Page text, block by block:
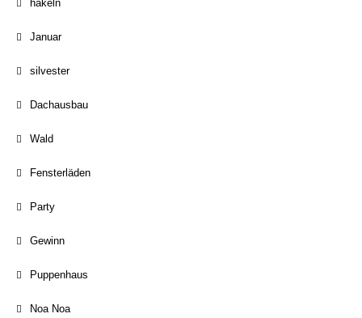
häkeln
Januar
silvester
Dachausbau
Wald
Fensterläden
Party
Gewinn
Puppenhaus
Noa Noa